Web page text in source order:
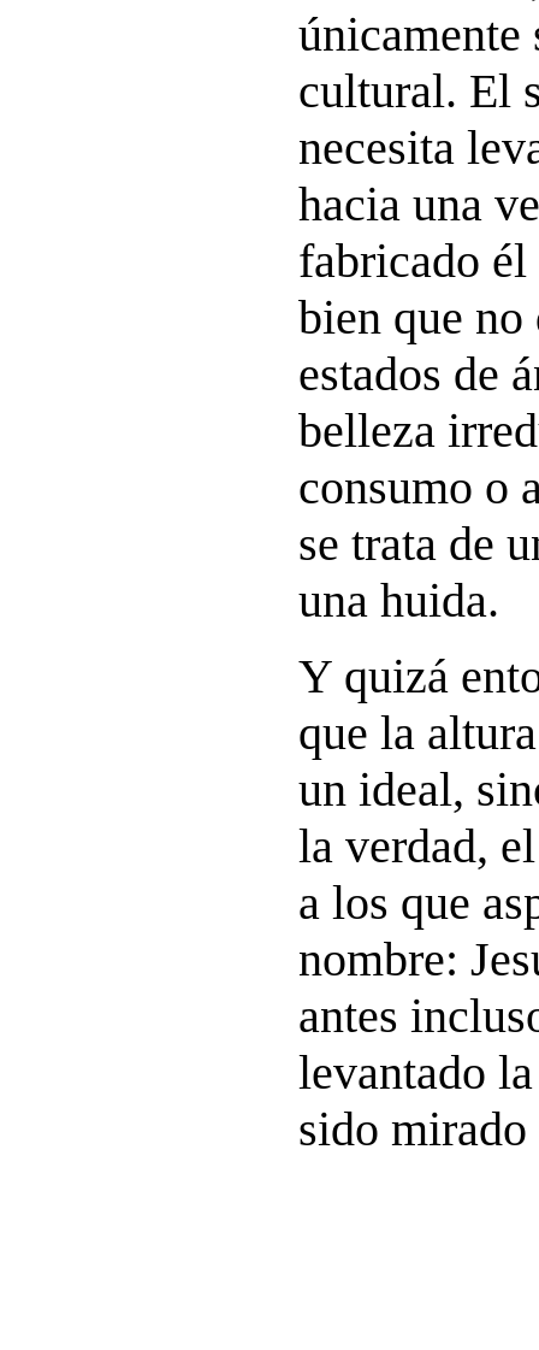
cultural. El
necesita
hacia una
fabricado
bien que no
estados de
belleza
consumo o
se trata de
una huida.
Y quizá
que la
un ideal,
la verdad,
a los que
nombre:
antes
levantado
sido